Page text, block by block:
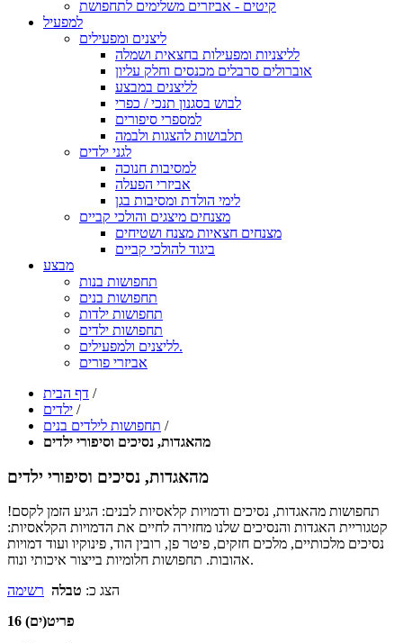
קיטים - אביזרים משלימים לתחפושת
למפעיל
ליצנים ומפעילים
לליצניות ומפעילות בחצאית ושמלה
אוברולים סרבלים מכנסים וחלק עליון
לליצנים במבצע
לבוש בסגנון תנכי / כפרי
למספרי סיפורים
תלבושות להצגות ולבמה
לגני ילדים
למסיבות חנוכה
אביזרי הפעלה
לימי הולדת ומסיבות בגן
מצנחים מיצגים והולכי קביים
מצנחים חצאיות מצנח ושטיחים
ביגוד להולכי קביים
מבצע
תחפושות בנות
תחפושות בנים
תחפושות ילדות
תחפושות ילדים
לליצנים ולמפעילים.
אביזרי פורים
דף הבית /
ילדים /
תחפושות לילדים בנים /
מהאגדות, נסיכים וסיפורי ילדים
מהאגדות, נסיכים וסיפורי ילדים
תחפושות מהאגדות, נסיכים ודמויות קלאסיות לבנים: הגיע הזמן לקסם!
קטגוריית האגדות והנסיכים שלנו מחזירה לחיים את הדמויות הקלאסיות:
נסיכים מלכותיים, מלכים חזקים, פיטר פן, רובין הוד, פינוקיו ועוד דמויות
אהובות. תחפושות חלומיות בייצור איכותי ונוח.
הצג כ: טבלה רשימה
16 פריט(ים)